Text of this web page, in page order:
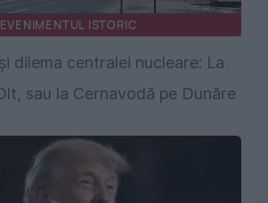
EVENIMENTUL ISTORIC
dilema centralei nucleare: La
sau la Cernavodă pe Dunăre